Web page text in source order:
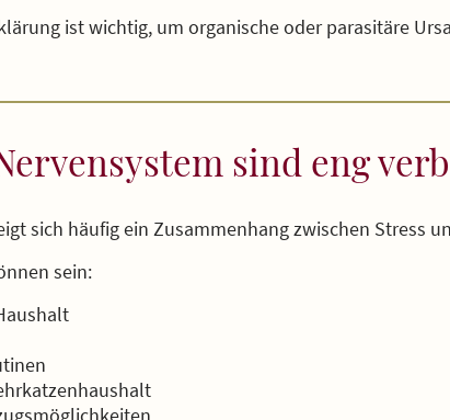
ist wichtig, um organische oder parasitäre
sind eng
sich häufig ein Zusammenhang zwischen Stress
sein: